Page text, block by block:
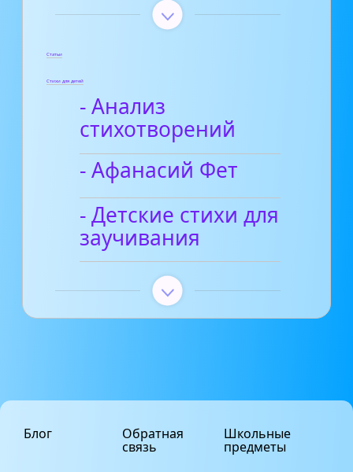
Статьи
Стихи для детей
- Анализ
стихотворений
- Афанасий Фет
- Детские стихи для
заучивания
Блог Обратная
связь
Школьные
предметы